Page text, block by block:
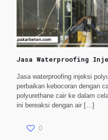
Jasa Waterproofing
Jasa waterproofing injeksi
perbaikan kebocoran dengan
polyurethane cair ke dalam
ini bereaksi dengan air […]
0